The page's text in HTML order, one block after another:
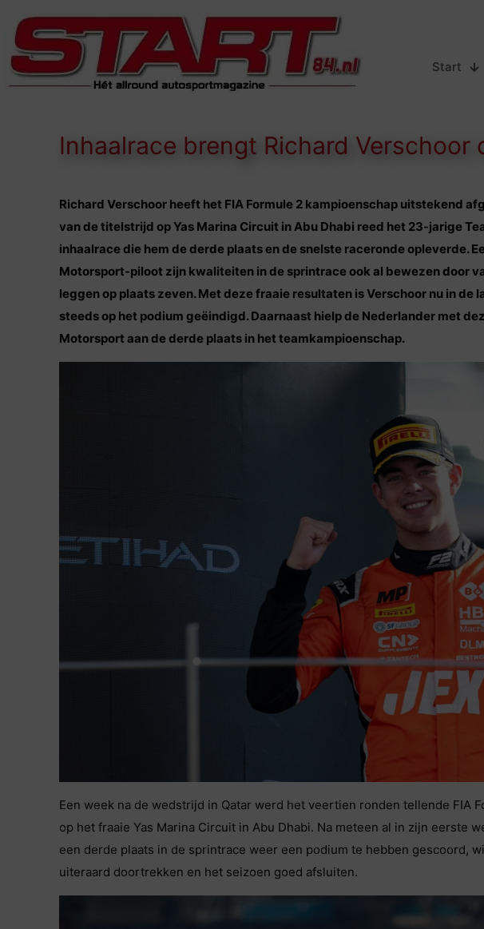
Start
Inhaalrace brengt Richard
Richard Verschoor heeft het FIA Formule 2 kampioenschap uitstekend
van de titelstrijd op Yas Marina Circuit in Abu Dhabi reed het 23-jarige
inhaalrace die hem de derde plaats en de snelste raceronde opleverde.
Motorsport-piloot zijn kwaliteiten in de sprintrace ook al bewezen door
leggen op plaats zeven. Met deze fraaie resultaten is Verschoor nu in
steeds op het podium geëindigd. Daarnaast hielp de Nederlander met
Motorsport aan de derde plaats in het teamkampioenschap.
Een week na de wedstrijd in Qatar werd het veertien ronden tellende FIA
op het fraaie Yas Marina Circuit in Abu Dhabi. Na meteen al in zijn eerste
een derde plaats in de sprintrace weer een podium te hebben gescoord,
uiteraard doortrekken en het seizoen goed afsluiten.